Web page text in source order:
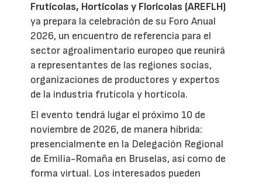
Frutícolas, Hortícolas y Florícolas (AREFLH)
ya prepara la celebración de su Foro Anual
2026, un encuentro de referencia para el
sector agroalimentario europeo que reunirá
a representantes de las regiones socias,
organizaciones de productores y expertos
de la industria frutícola y hortícola.
El evento tendrá lugar el próximo 10 de
noviembre de 2026, de manera híbrida:
presencialmente en la Delegación Regional
de Emilia-Romaña en Bruselas, así como de
forma virtual. Los interesados pueden